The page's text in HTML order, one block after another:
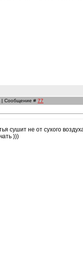
| Сообщение # 77
сушит не от сухого
)))